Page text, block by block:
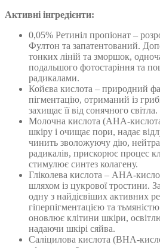
Активні інгредієнти:
0,05% Ретиніл пропіонат –
Фултон та запатентований.
тонких ліній та зморшок,
подальшого фотостаріння та
радикалами.
Койєва кислота – природний
пігментацію, отриманий із
захищає її від сонячного світла.
Молочна кислота (AHA-
шкіру і очищає пори, надає
чинить зволожуючу дію,
радикалів, прискорює процес
стимулює синтез колагену.
Гліколева кислота – AHA-
шляхом із цукрової тростини.
одну з найдієвіших активних
гіперпігментацією та
оновлює клітини шкіри,
надаючи шкірі сяйва.
Саліцилова кислота (BHA-